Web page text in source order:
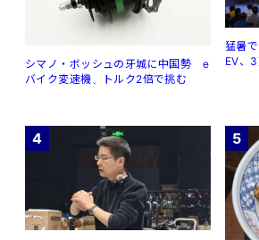
シマノ・ボッシュの牙城に中国勢 e
バイク変速機、トルク2倍で挑む
猛暑
EV、
4 5